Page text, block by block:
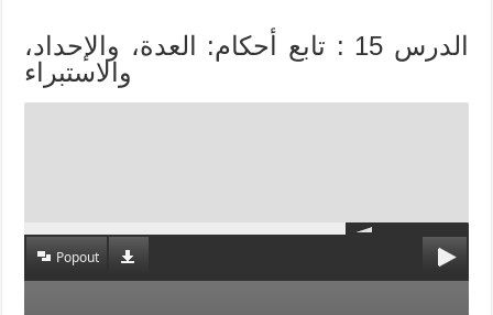
الدرس 15 : تابع أحكام: العدة، والإحداد،
والاستبراء
Popout